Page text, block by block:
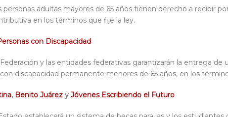
personas adultas mayores de 65 años tienen derecho a recibir
en los términos que fije la ley.
con Discapacidad
y las entidades federativas garantizarán la entrega de
discapacidad permanente menores de 65 años, en los
, Benito Juárez y Jóvenes Escribiendo el Futuro